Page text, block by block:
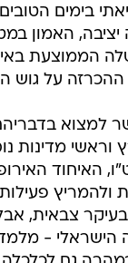
בימים
האמון
האבטלה הממוצעת
על גוש
למצוא
וראשי מדינות
האיחוד
ולהמריץ
צבאית, אבל
הישראלי -